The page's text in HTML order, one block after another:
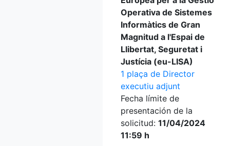
Operativa de Sistemes
Informàtics de Gran
Magnitud a l'Espai de
Llibertat, Seguretat i
Justícia (eu-LISA)
1 plaça de Director
executiu adjunt
Fecha límite de
presentación de la
solicitud: 11/04/2024
11:59 h